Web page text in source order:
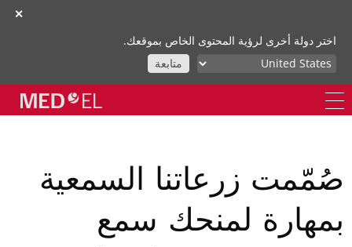
✕
اختر دولة أخرى لرؤية المحتوى الخاص بموقعك.
متابعة
صُمّمت زرعاتنا السمعية
بمهارة لمنحك سمع